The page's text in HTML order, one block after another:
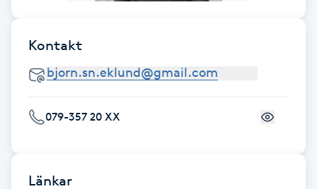
Fettreducering
Fibromassage
Fillers
Kontakt
079-357 20 XX
Länkar